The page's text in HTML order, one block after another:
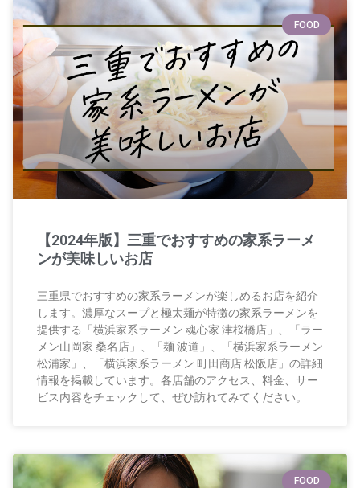
FOOD
【2024年版】三重でおすすめの家系ラーメ
ンが美味しいお店
三重県でおすすめの家系ラーメンが楽しめるお店を紹介
します。濃厚なスープと極太麺が特徴の家系ラーメンを
提供する「横浜家系ラーメン 魂心家 津桜橋店」、「ラー
メン山岡家 桑名店」、「麺 波道」、「横浜家系ラーメン
松浦家」、「横浜家系ラーメン 町田商店 松阪店」の詳細
情報を掲載しています。各店舗のアクセス、料金、サー
ビス内容をチェックして、ぜひ訪れてみてください。
FOOD